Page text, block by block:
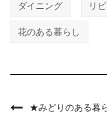
ダイニング リ
花のある暮らし
★みどりのある暮